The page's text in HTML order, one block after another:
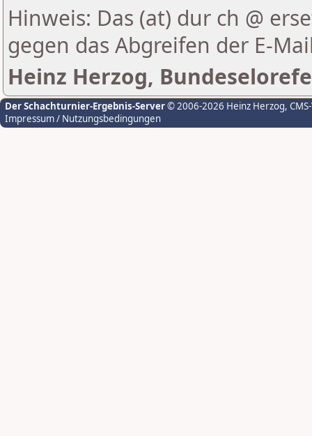
Hinweis: Das (at) dur ch @
gegen das Abgreifen der E-
Heinz Herzog,
Der Schachturnier-Ergebnis-Server© 2006-2026 Heinz Herzog,
Impressum / Nutzungsbedingungen